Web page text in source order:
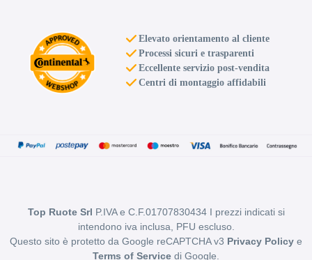
Elevato orientamento al cliente
Processi sicuri e trasparenti
Eccellente servizio post-vendita
Centri di montaggio affidabili
Top Ruote Srl P.IVA e C.F.01707830434 I prezzi indicati si
intendono iva inclusa, PFU escluso.
Questo sito è protetto da Google reCAPTCHA v3 Privacy Policy e
Terms of Service di Google.